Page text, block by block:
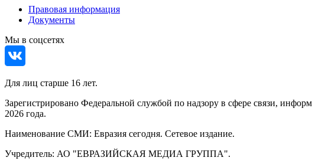
Правовая информация
Документы
Мы в соцсетях
Для лиц старше 16 лет.
Зарегистрировано Федеральной службой по надзору в сфере связи,
2026 года.
Наименование СМИ: Евразия сегодня. Сетевое издание.
Учредитель: АО "ЕВРАЗИЙСКАЯ МЕДИА ГРУППА".